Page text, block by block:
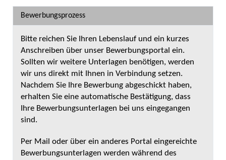
Bewerbungsprozess
Bitte reichen Sie Ihren Lebenslauf und ein kurzes
Anschreiben über unser Bewerbungsportal ein.
Sollten wir weitere Unterlagen benötigen, werden
wir uns direkt mit Ihnen in Verbindung setzen.
Nachdem Sie Ihre Bewerbung abgeschickt haben,
erhalten Sie eine automatische Bestätigung, dass
Ihre Bewerbungsunterlagen bei uns eingegangen
sind.
Per Mail oder über ein anderes Portal eingereichte
Bewerbungsunterlagen werden während des